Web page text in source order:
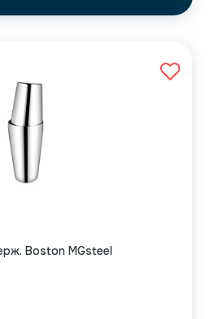
Boston MGsteel